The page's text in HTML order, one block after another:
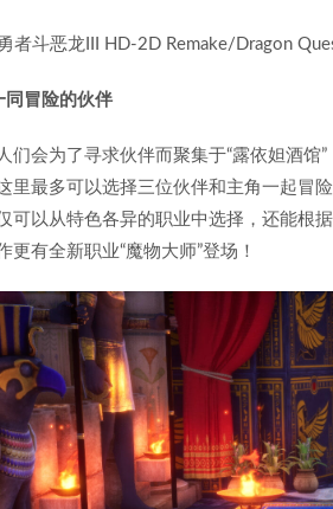
同冒险的伙伴
们会为了寻求伙伴而聚集于“露依妲酒馆”
里最多可以选择三位伙伴和主角一起冒险
可以从特色各异的职业中选择，还能根
更有全新职业“魔物大师”登场！